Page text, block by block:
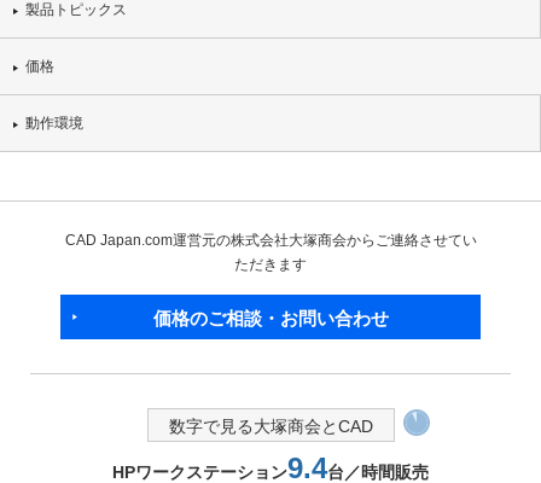
製品トピックス
価格
動作環境
CAD Japan.com運営元の株式会社大塚商会からご連絡させてい
ただきます
価格のご相談・お問い合わせ
数字で見る大塚商会とCAD
HPワークステーション9.4台／時間販売